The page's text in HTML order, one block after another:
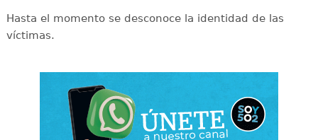
Hasta el momento se desconoce la identidad de las
víctimas.